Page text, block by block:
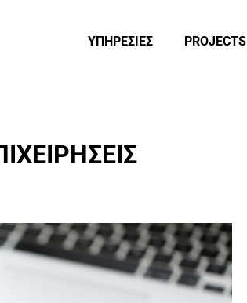
ΥΠΗΡΕΣΙΕΣ PROJECTS